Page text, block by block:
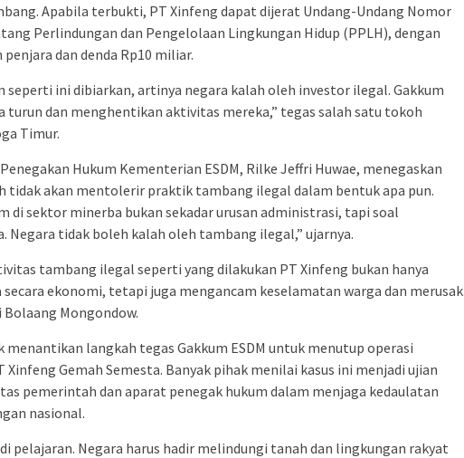
Apabila terbukti, PT Xinfeng dapat dijerat Undang-Undang Nomor
Perlindungan dan Pengelolaan Lingkungan Hidup (PPLH), dengan
dan denda Rp10 miliar.
seperti ini dibiarkan, artinya negara kalah oleh investor ilegal. Gakkum
turun dan menghentikan aktivitas mereka,” tegas salah satu tokoh
Timur.
Hukum Kementerian ESDM, Rilke Jeffri Huwae, menegaskan
tidak akan mentolerir praktik tambang ilegal dalam bentuk apa pun.
di sektor minerba bukan sekadar urusan administrasi, tapi soal
Negara tidak boleh kalah oleh tambang ilegal,” ujarnya.
tambang ilegal seperti yang dilakukan PT Xinfeng bukan hanya
ekonomi, tetapi juga mengancam keselamatan warga dan merusak
Mongondow.
menantikan langkah tegas Gakkum ESDM untuk menutup operasi
Gemah Semesta. Banyak pihak menilai kasus ini menjadi ujian
pemerintah dan aparat penegak hukum dalam menjaga kedaulatan
nasional.
pelajaran. Negara harus hadir melindungi tanah dan lingkungan rakyat